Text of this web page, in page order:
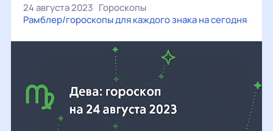
24 августа 2023 Гороскопы
Рамблер/гороскопы для каждого знака на сегодня